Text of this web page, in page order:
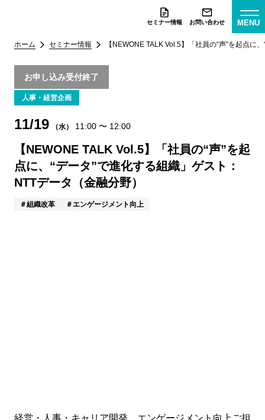
セミナー情報 お問い合わせ MENU
ホーム セミナー情報 【NEWONE TALK Vol.5】「社員の“声”を起点に
お申し込み受付終了
人事・経営企画
11/19 （水） 11:00 〜 12:00
【NEWONE TALK Vol.5】「社員の“声”を起
点に、“データ”で進化する組織」ゲスト：
NTTデータ（金融分野）
組織改革 エンゲージメント向上
経営・人事・キャリア開発、エンゲージメント向上ご担